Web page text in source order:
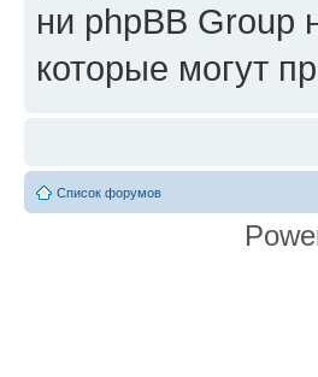
ни phpBB Group
которые могут
Список форумов